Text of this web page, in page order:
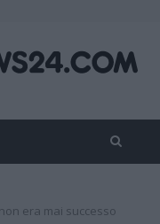
era mai successo